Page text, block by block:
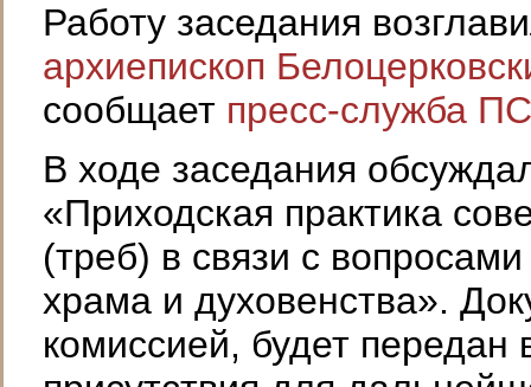
Работу заседания
архиепископ
сообщает пресс-служба
В ходе заседания
«Приходская практика
(треб) в связи с
храма и духовенства».
комиссией, будет передан